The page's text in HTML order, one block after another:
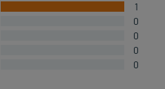
1
0
0
0
0